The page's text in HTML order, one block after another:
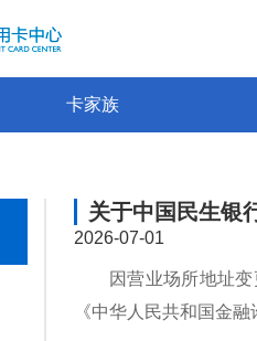
卡家族
关于中国民生银
2026-07-01
因营业场所地址
《中华人民共和国金